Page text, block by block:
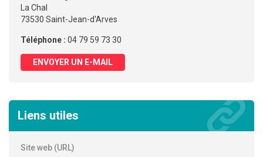
La Chal
73530 Saint-Jean-d'Arves
Téléphone : 04 79 59 73 30
ENVOYER UN E-MAIL
Liens utiles
Site web (URL)